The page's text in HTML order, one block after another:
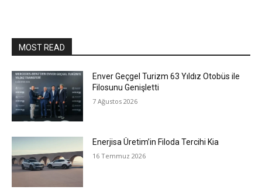
MOST READ
Enver Geçgel Turizm 63 Yıldız Otobüs ile
Filosunu Genişletti
7 Ağustos 2026
Enerjisa Üretim’in Filoda Tercihi Kia
16 Temmuz 2026